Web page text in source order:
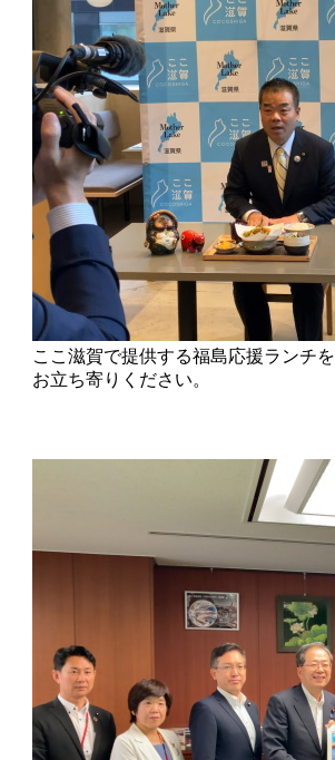
ここ滋賀で提供する福島応援ランチ
お立ち寄りください。